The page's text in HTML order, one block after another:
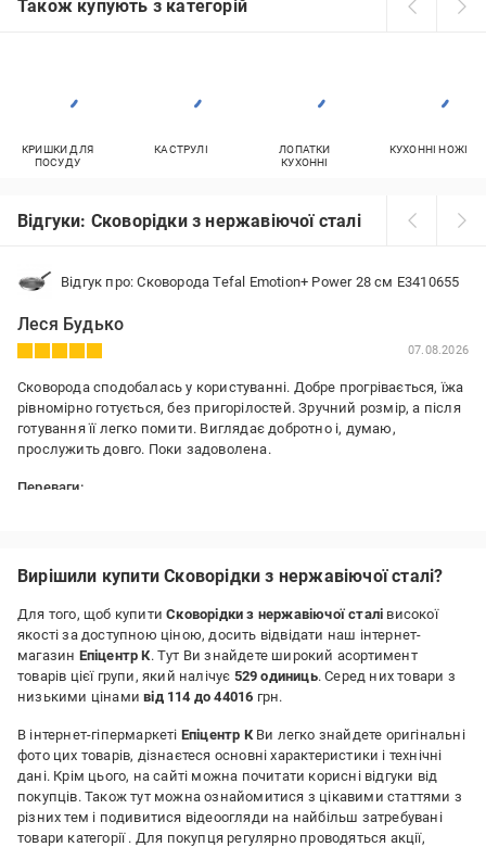
Також купують з категорій
КРИШКИ ДЛЯ
ПОСУДУ
КАСТРУЛІ
ЛОПАТКИ
КУХОННІ
КУХОННІ НОЖІ
Відгуки: Сковорідки з нержавіючої сталі
Відгук про: Сковорода Tefal Emotion+ Power 28 см E3410655
Леся Будько
07.08.2026
Сковорода сподобалась у користуванні. Добре прогрівається, їжа
рівномірно готується, без пригорілостей. Зручний розмір, а після
готування її легко помити. Виглядає добротно і, думаю,
прослужить довго. Поки задоволена.
Переваги:
Вирішили купити Сковорідки з нержавіючої сталі?
Для того, щоб купитиСковорідки з нержавіючої сталі високої
якості за доступною ціною, досить відвідати наш інтернет-
магазин Епіцентр К. Тут Ви знайдете широкий асортимент
товарів цієї групи, який налічує 529 одиниць. Серед них товари з
низькими цінамивід 114 до 44016 грн.
В інтернет-гіпермаркеті Епіцентр КВи легко знайдете оригінальні
фото цих товарів, дізнаєтеся основні характеристики і технічні
дані. Крім цього, на сайті можна почитати корисні відгуки від
покупців. Також тут можна ознайомитися з цікавими статтями з
різних тем і подивитися відеоогляди на найбільш затребувані
товари категорії . Для покупця регулярно проводяться акції,